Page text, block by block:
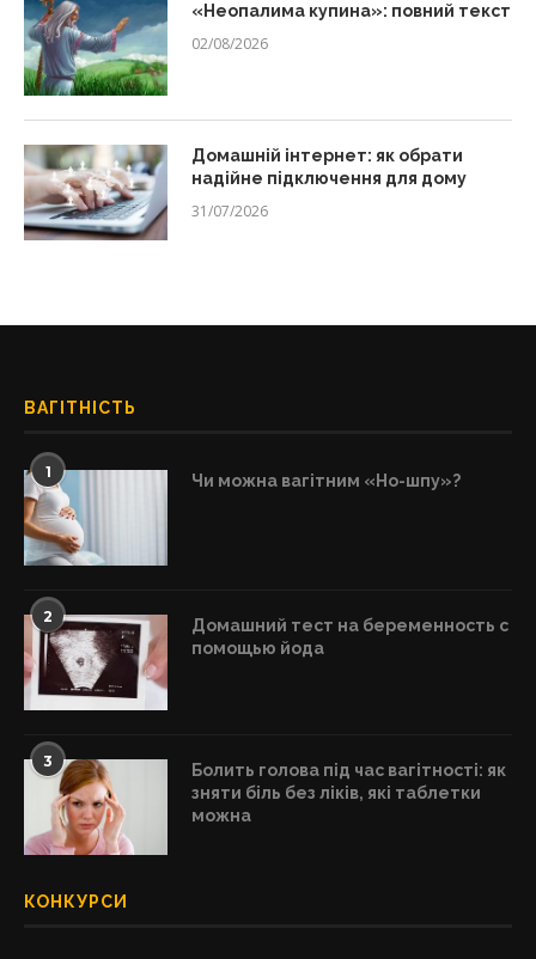
«Неопалима купина»: повний текст
02/08/2026
Домашній інтернет: як обрати
надійне підключення для дому
31/07/2026
ВАГІТНІСТЬ
1 Чи можна вагітним «Но-шпу»?
2
Домашний тест на беременность с
помощью йода
3
Болить голова під час вагітності: як
зняти біль без ліків, які таблетки
можна
КОНКУРСИ